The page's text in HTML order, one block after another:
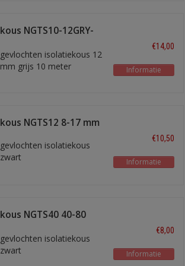
kous NGTS10-12GRY-
gevlochten isolatiekous 12
mm grijs 10 meter
€14,00
Informatie
kous NGTS12 8-17 mm
gevlochten isolatiekous
zwart
€10,50
Informatie
kous NGTS40 40-80
gevlochten isolatiekous
zwart
€8,00
Informatie